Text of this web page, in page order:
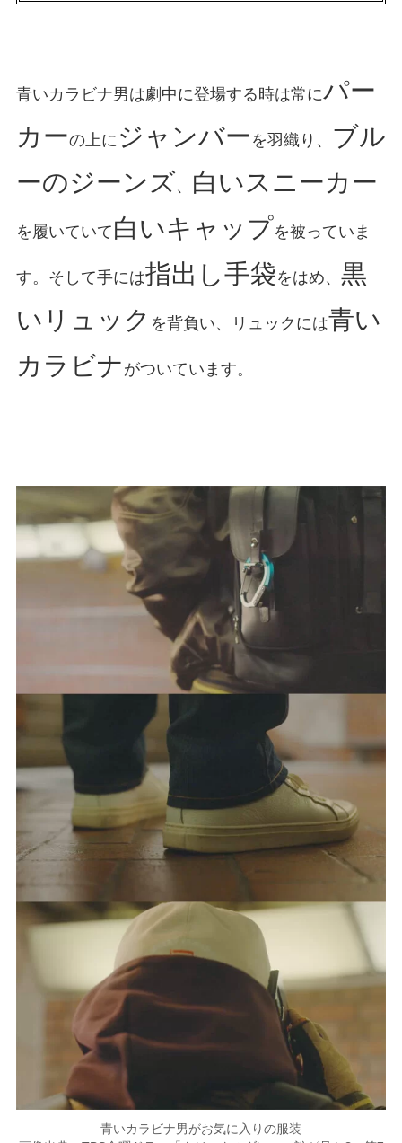
青いカラビナ男は劇中に登場する時は常にパー
カーの上に ジャンバー を羽織り、
ブル
ーのジーンズ、 白いスニーカー
を履いていて 白いキャップを被っていま
す。そして手には指出し手袋をはめ、 黒
いリュック を背負い、リュックには青い
カラビナ がついています。
青いカラビナ男がお気に入りの服装